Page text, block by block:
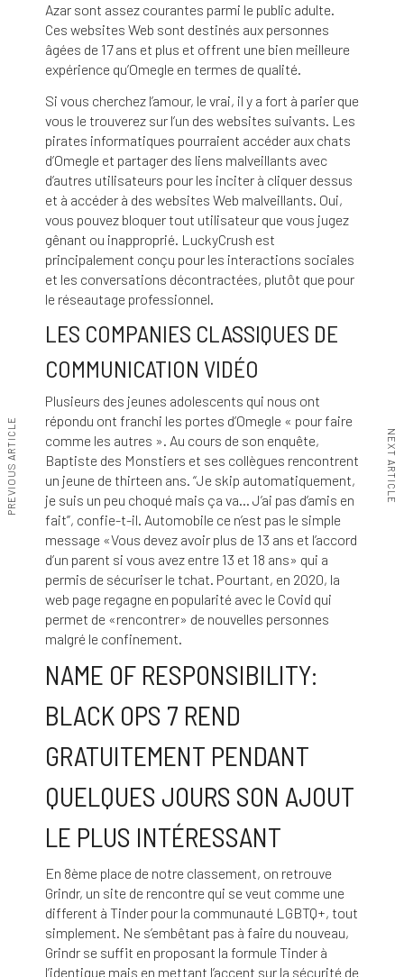
Azar sont assez courantes parmi le public adulte.
Ces websites Web sont destinés aux personnes
âgées de 17 ans et plus et offrent une bien meilleure
expérience qu’Omegle en termes de qualité.
Si vous cherchez l’amour, le vrai, il y a fort à parier que
vous le trouverez sur l’un des websites suivants. Les
pirates informatiques pourraient accéder aux chats
d’Omegle et partager des liens malveillants avec
d’autres utilisateurs pour les inciter à cliquer dessus
et à accéder à des websites Web malveillants. Oui,
vous pouvez bloquer tout utilisateur que vous jugez
gênant ou inapproprié. LuckyCrush est
principalement conçu pour les interactions sociales
et les conversations décontractées, plutôt que pour
le réseautage professionnel.
LES COMPANIES CLASSIQUES DE
COMMUNICATION VIDÉO
Plusieurs des jeunes adolescents qui nous ont
répondu ont franchi les portes d’Omegle « pour faire
comme les autres ». Au cours de son enquête,
Baptiste des Monstiers et ses collègues rencontrent
un jeune de thirteen ans. “Je skip automatiquement,
je suis un peu choqué mais ça va… J’ai pas d’amis en
fait”, confie-t-il. Automobile ce n’est pas le simple
message «Vous devez avoir plus de 13 ans et l’accord
d’un parent si vous avez entre 13 et 18 ans» qui a
permis de sécuriser le tchat. Pourtant, en 2020, la
web page regagne en popularité avec le Covid qui
permet de «rencontrer» de nouvelles personnes
malgré le confinement.
NAME OF RESPONSIBILITY:
BLACK OPS 7 REND
GRATUITEMENT PENDANT
QUELQUES JOURS SON AJOUT
LE PLUS INTÉRESSANT
En 8ème place de notre classement, on retrouve
Grindr, un site de rencontre qui se veut comme une
different à Tinder pour la communauté LGBTQ+, tout
simplement. Ne s’embêtant pas à faire du nouveau,
Grindr se suffit en proposant la formule Tinder à
l’identique mais en mettant l’accent sur la sécurité de
PREVIOUS ARTICLE NEXT ARTICLE